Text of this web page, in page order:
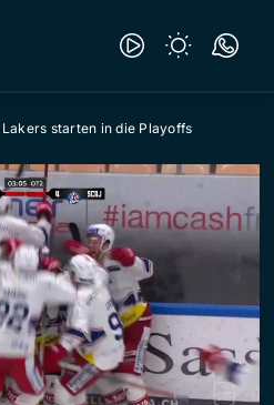
starten in die Playoffs